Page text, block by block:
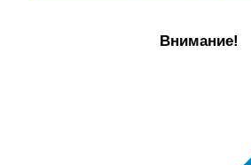
Внимание!